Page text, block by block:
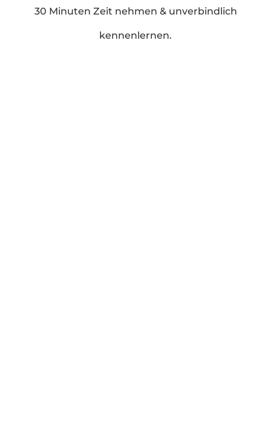
30 Minuten Zeit nehmen & unverbindlich
kennenlernen.